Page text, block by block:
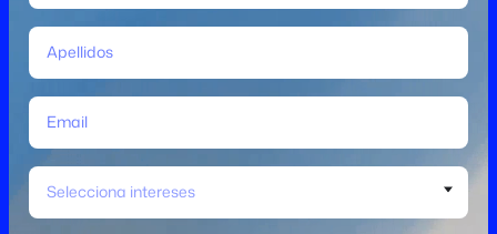
Selecciona intereses